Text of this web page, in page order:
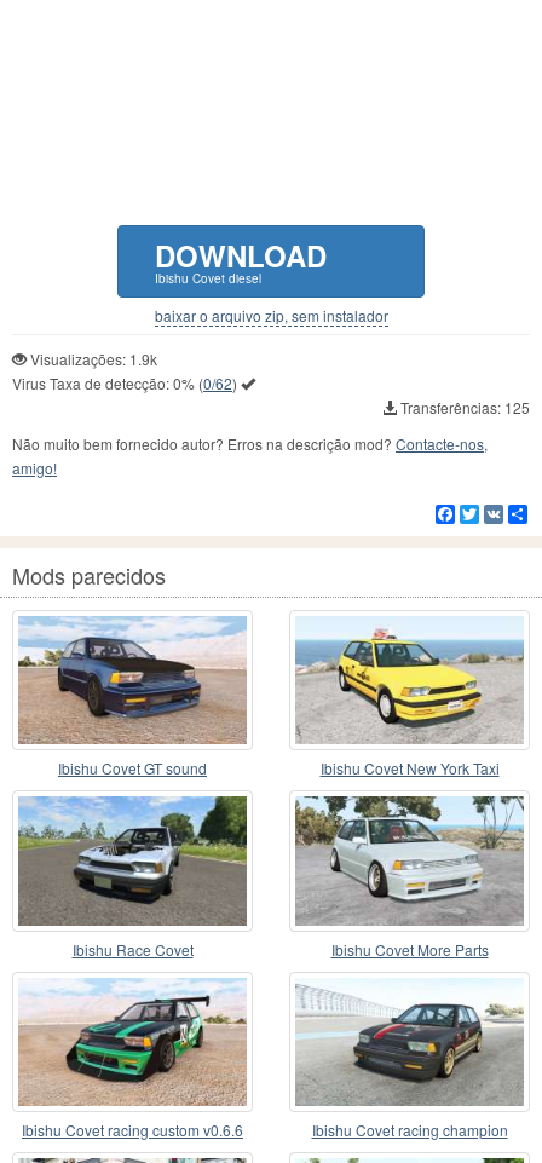
DOWNLOAD
Ibishu Covet diesel
baixar o arquivo zip, sem instalador
Visualizações: 1.9k
Virus Taxa de detecção:0% (0/62)
Transferências: 125
Não muito bem fornecido autor? Erros na descrição mod? Contacte-nos,
amigo!
Facebook
Twitter
VK
Mods parecidos
Ibishu Covet GT sound Ibishu Covet New York Taxi
Ibishu Race Covet Ibishu Covet More Parts
Ibishu Covet racing custom v0.6.6 Ibishu Covet racing champion